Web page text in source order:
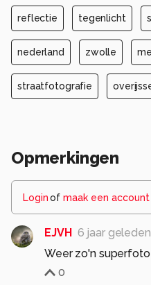
reflectie tegenlicht
nederland zwolle
straatfotografie
Opmerkingen
Loginof maak een account
EJVH 6 jaar geleden
Weer zo'n
0